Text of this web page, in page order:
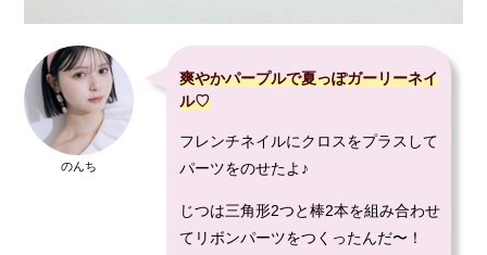
のんち
爽やかパープルで夏っぽガーリーネイ
ル♡
フレンチネイルにクロスをプラスして
パーツをのせたよ♪
じつは三角形2つと棒2本を組み合わせ
てリボンパーツをつくったんだ〜！